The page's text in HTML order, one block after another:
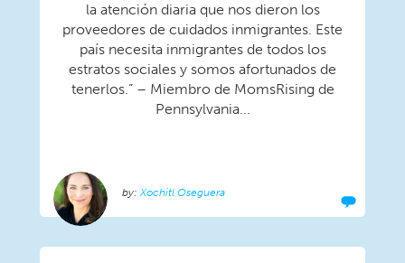
la atención diaria que nos dieron los
proveedores de cuidados inmigrantes. Este
país necesita inmigrantes de todos los
estratos sociales y somos afortunados de
tenerlos.” – Miembro de MomsRising de
Pennsylvania...
Xochitl Oseguera